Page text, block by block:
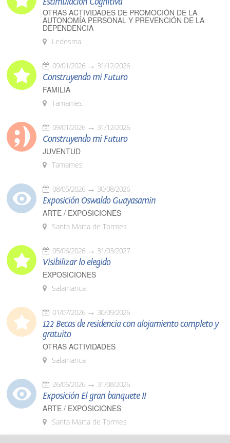
OTRAS ACTIVIDADES DE PROMOCIÓN DE LA
AUTONOMÍA PERSONAL Y PREVENCIÓN DE LA
DEPENDENCIA
Ledesma
09/01/2026 31/12/2026
Construyendo mi Futuro
FAMILIA
Tamames
09/01/2026 31/12/2026
Construyendo mi Futuro
JUVENTUD
Tamames
08/05/2026 30/08/2026
Exposición Oswaldo Guayasamín
ARTE / EXPOSICIONES
Santa Marta de Tormes
05/06/2026 31/03/2027
Visibilizar lo elegido
EXPOSICIONES
Salamanca
01/07/2026 30/09/2026
122 Becas de residencia con alojamiento completo y
gratuito
OTRAS ACTIVIDADES
Salamanca
26/06/2026 31/08/2026
Exposición El gran banquete II
ARTE / EXPOSICIONES
Santa Marta de Tormes